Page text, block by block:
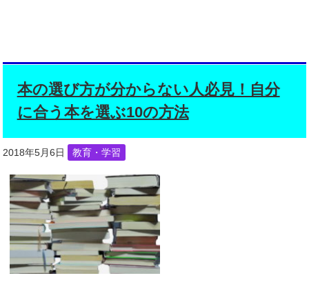
本の選び方が分からない人必見！自分
に合う本を選ぶ10の方法
2018年5月6日 教育・学習